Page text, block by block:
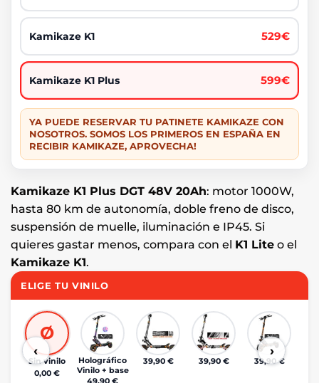
Kamikaze K1 529€
Kamikaze K1 Plus 599€
YA PUEDE RESERVAR TU PATINETE KAMIKAZE CON
NOSOTROS. SOMOS LOS PRIMEROS EN ESPAÑA EN
RECIBIR KAMIKAZE, APROVECHA!
Kamikaze K1 Plus DGT 48V 20Ah: motor 1000W,
hasta 80 km de autonomía, doble freno de disco,
suspensión de muelle, iluminación e IP45. Si
quieres gastar menos, compara con el K1 Lite o el
Kamikaze K1.
ELIGE TU VINILO
Ø
Sin vinilo
0,00 €
Holográfico
Vinilo + base
49,90 €
39,90 € 39,90 € 39,90 €
‹ ›